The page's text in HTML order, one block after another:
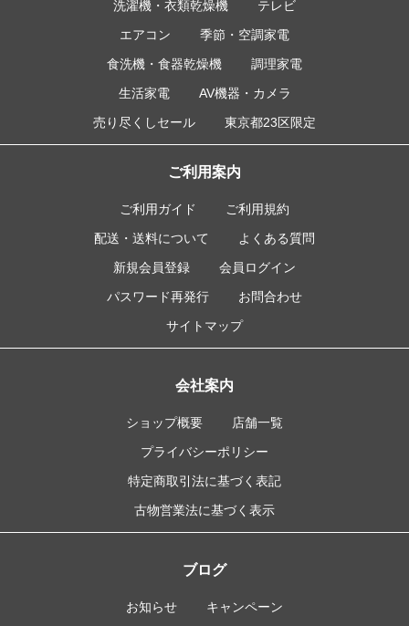
洗濯機・衣類乾燥機
テレビ
エアコン
季節・空調家電
食洗機・食器乾燥機
調理家電
生活家電
AV機器・カメラ
売り尽くしセール
東京都23区限定
ご利用案内
ご利用ガイド
ご利用規約
配送・送料について
よくある質問
新規会員登録
会員ログイン
パスワード再発行
お問合わせ
サイトマップ
会社案内
ショップ概要
店舗一覧
プライバシーポリシー
特定商取引法に基づく表記
古物営業法に基づく表示
ブログ
お知らせ キャンペーン